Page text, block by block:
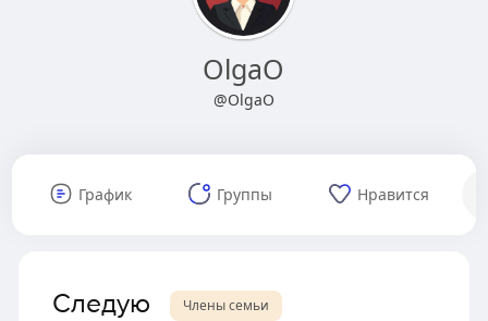
OlgaO
@OlgaO
График Группы Нравится
Следую Члены семьи